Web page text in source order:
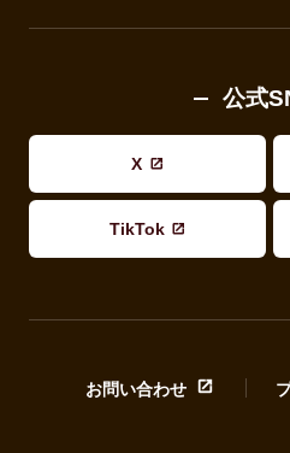
公式
X
TikTok
お問い合わせ